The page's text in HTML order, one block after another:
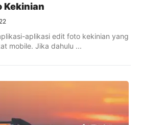
Kekinian
aplikasi edit foto kekinian yang
mobile. Jika dahulu ...